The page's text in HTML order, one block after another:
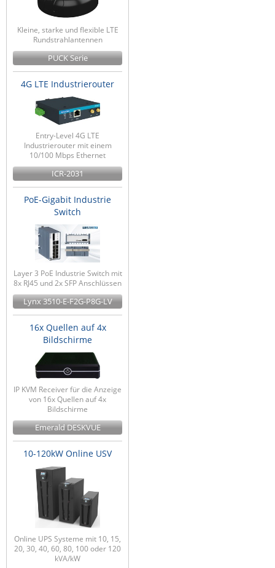
Yuasa
ZPE Systems
News zu unseren Herstellern
Kleine, starke und flexible LTE
Rundstrahlantennen
PUCK Serie
4G LTE Industrierouter
Entry-Level 4G LTE
Industrierouter mit einem
10/100 Mbps Ethernet
ICR-2031
PoE-Gigabit Industrie
Switch
Layer 3 PoE Industrie Switch mit
8x RJ45 und 2x SFP Anschlüssen
Lynx 3510-E-F2G-P8G-LV
16x Quellen auf 4x
Bildschirme
IP KVM Receiver für die Anzeige
von 16x Quellen auf 4x
Bildschirme
Emerald DESKVUE
10-120kW Online USV
Online UPS Systeme mit 10, 15,
20, 30, 40, 60, 80, 100 oder 120
kVA/kW